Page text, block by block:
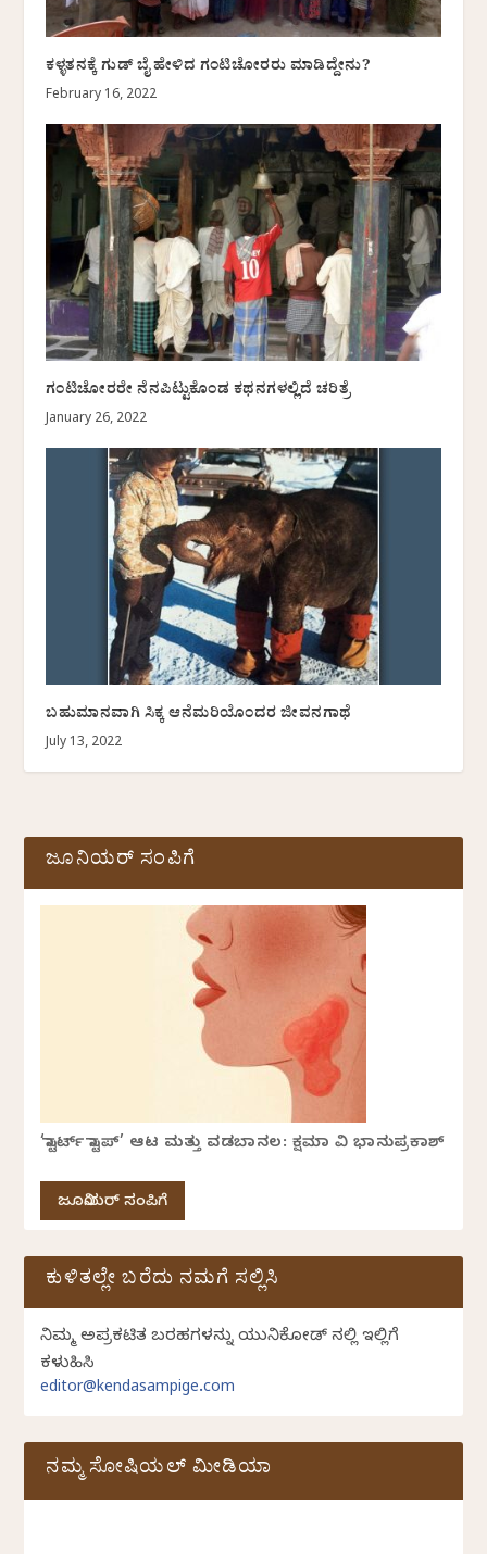
ಕಳ್ಳತನಕ್ಕೆ ಗುಡ್ ಬೈ ಹೇಳಿದ ಗಂಟಿಚೋರರು ಮಾಡಿದ್ದೇನು?
February 16, 2022
ಗಂಟಿಚೋರರೇ ನೆನಪಿಟ್ಟುಕೊಂಡ ಕಥನಗಳಲ್ಲಿದೆ ಚರಿತ್ರೆ
January 26, 2022
ಬಹುಮಾನವಾಗಿ ಸಿಕ್ಕ ಆನೆಮರಿಯೊಂದರ ಜೀವನಗಾಥೆ
July 13, 2022
ಜೂನಿಯರ್ ಸಂಪಿಗೆ
‘ಸ್ಟಾರ್ಟ್ ಸ್ಟಾಪ್’ ಆಟ ಮತ್ತು ವಡಬಾನಲ: ಕ್ಷಮಾ ವಿ ಭಾನುಪ್ರಕಾಶ್
ಜೂನಿಯರ್ ಸಂಪಿಗೆ
ಕುಳಿತಲ್ಲೇ ಬರೆದು ನಮಗೆ ಸಲ್ಲಿಸಿ
ನಿಮ್ಮ ಅಪ್ರಕಟಿತ ಬರಹಗಳನ್ನು ಯುನಿಕೋಡ್ ನಲ್ಲಿ ಇಲ್ಲಿಗೆ
ಕಳುಹಿಸಿ
editor@kendasampige.com
ನಮ್ಮ ಸೋಷಿಯಲ್‌ ಮೀಡಿಯಾ